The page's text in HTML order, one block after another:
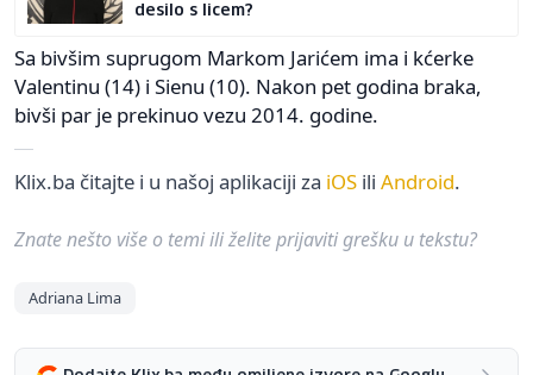
desilo s licem?
Sa bivšim suprugom Markom Jarićem ima i kćerke
Valentinu (14) i Sienu (10). Nakon pet godina braka,
bivši par je prekinuo vezu 2014. godine.
Klix.ba čitajte i u našoj aplikaciji za iOS ili Android.
Znate nešto više o temi ili želite prijaviti grešku u tekstu?
Adriana Lima